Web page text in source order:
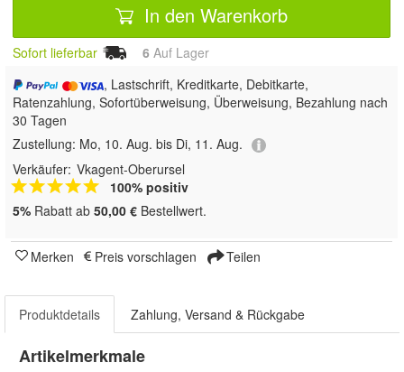
In den Warenkorb
Sofort lieferbar 6 Auf Lager
, Lastschrift, Kreditkarte, Debitkarte,
Ratenzahlung, Sofortüberweisung, Überweisung, Bezahlung nach
30 Tagen
Zustellung: Mo, 10. Aug. bis Di, 11. Aug.
Verkäufer: Vkagent-Oberursel
100% positiv
5% Rabatt ab 50,00 € Bestellwert.
Merken Preis vorschlagen Teilen
Produktdetails Zahlung, Versand & Rückgabe
Artikelmerkmale